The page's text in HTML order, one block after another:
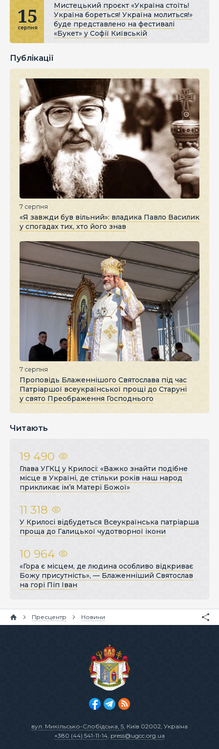
15
серпня
Мистецький проєкт «Україна стоїть!
Україна бореться! Україна молиться!»
буде представлено на фестивалі
«Букет» у Софії Київській
Публікації
7 серпня
«Я завжди був вільний»: владика Павло Василик
у спогадах тих, хто його знав
7 серпня
Проповідь Блаженнішого Святослава під час
Патріаршої всеукраїнської прощі до Старуні
у свято Преображення Господнього
Читають
19 490
Глава УГКЦ у Крилосі: «Важко знайти подібне
місце в Україні, де стільки років наш народ
прикликає ім’я Матері Божої»
11 318
У Крилосі відбудеться Всеукраїнська патріарша
проща до Галицької чудотворної ікони
10 964
«Гора є місцем, де людина особливо відкриває
Божу присутність», — Блаженніший Святослав
на горі Піп Іван
Пресцентр Новини
вул. Микільсько-Слобідська, 5, Київ 02002, Україна
+380 (44) 541-11-14, press@ugcc.org.ua